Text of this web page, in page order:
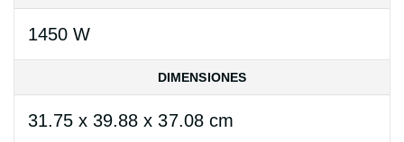
1450 W
DIMENSIONES
31.75 x 39.88 x 37.08 cm